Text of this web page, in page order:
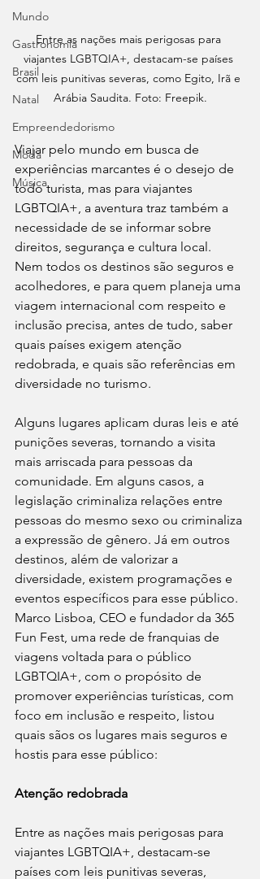
Mundo
Gastronomia
Brasil
Natal
Empreendedorismo
Moda
Música
Entre as nações mais perigosas para
viajantes LGBTQIA+, destacam-se países
com leis punitivas severas, como Egito, Irã e
Arábia Saudita. Foto: Freepik.
Viajar pelo mundo em busca de
experiências marcantes é o desejo de
todo turista, mas para viajantes
LGBTQIA+, a aventura traz também a
necessidade de se informar sobre
direitos, segurança e cultura local.
Nem todos os destinos são seguros e
acolhedores, e para quem planeja uma
viagem internacional com respeito e
inclusão precisa, antes de tudo, saber
quais países exigem atenção
redobrada, e quais são referências em
diversidade no turismo.
Alguns lugares aplicam duras leis e até
punições severas, tornando a visita
mais arriscada para pessoas da
comunidade. Em alguns casos, a
legislação criminaliza relações entre
pessoas do mesmo sexo ou criminaliza
a expressão de gênero. Já em outros
destinos, além de valorizar a
diversidade, existem programações e
eventos específicos para esse público.
Marco Lisboa, CEO e fundador da 365
Fun Fest, uma rede de franquias de
viagens voltada para o público
LGBTQIA+, com o propósito de
promover experiências turísticas, com
foco em inclusão e respeito, listou
quais sãos os lugares mais seguros e
hostis para esse público:
Atenção redobrada
Entre as nações mais perigosas para
viajantes LGBTQIA+, destacam-se
países com leis punitivas severas,